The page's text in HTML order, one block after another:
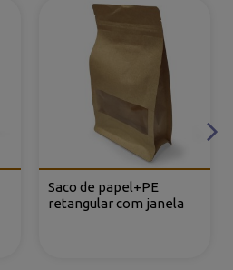
Saco de papel+PE
retangular com janela